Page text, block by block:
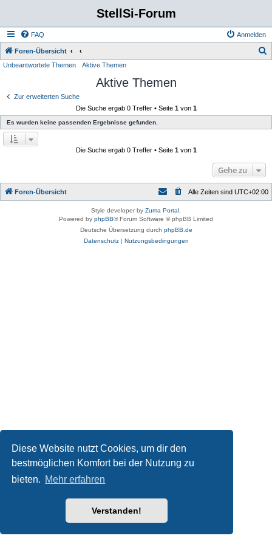
Diese Website nutzt Cookies, um dir den
bestmöglichen Komfort bei der Nutzung zu
bieten. Mehr erfahren
Verstanden!
StellSi-Forum
FAQ Anmelden
Foren-Übersicht
Unbeantwortete Themen Aktive Themen
Aktive Themen
Zur erweiterten Suche
Die Suche ergab 0 Treffer • Seite 1von 1
Es wurden keine passenden Ergebnisse gefunden.
Die Suche ergab 0 Treffer • Seite 1von 1
Gehe zu
Foren-Übersicht Alle Zeiten sind UTC+02:00
Style developer by Zuma Portal
Powered by phpBB® Forum Software © phpBB Limited
Deutsche Übersetzung durch phpBB.de
Datenschutz| Nutzungsbedingungen